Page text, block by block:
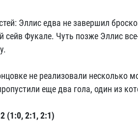
Эллис едва не завершил
сейв Фукале. Чуть позже Эллис
не реализовали несколько
еще два гола, один из
(1:0, 2:1, 2:1)